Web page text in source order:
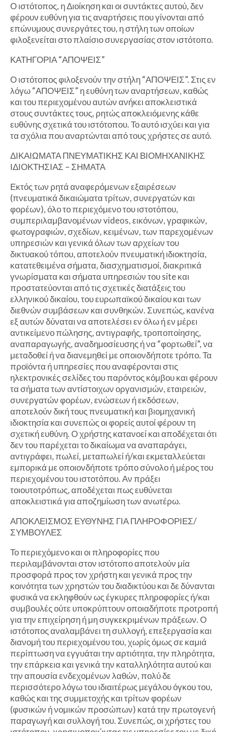
Ο ιστότοπος, η Διοίκηση και οι συντάκτες αυτού, δεν
φέρουν ευθύνη για τις αναρτήσεις που γίνονται από
επώνυμους συνεργάτες του, η στήλη των οποίων
φιλοξενείται στο πλαίσιο συνεργασίας στον ιστότοπο.
ΚΑΤΗΓΟΡΙΑ “ΑΠΟΨΕΙΣ”
Ο ιστότοπος φιλοξενούν την στήλη “ΑΠΟΨΕΙΣ”. Στις εν
λόγω “ΑΠΟΨΕΙΣ” η ευθύνη των αναρτήσεων, καθώς
και του περιεχομένου αυτών ανήκει αποκλειστικά
στους συντάκτες τους, ρητώς αποκλειόμενης κάθε
ευθύνης σχετικά του ιστότοπου. Το αυτό ισχύει και για
τα σχόλια που αναρτώνται από τους χρήστες σε αυτό.
ΔΙΚΑΙΩΜΑΤΑ ΠΝΕΥΜΑΤΙΚΗΣ ΚΑΙ ΒΙΟΜΗΧΑΝΙΚΗΣ
ΙΔΙΟΚΤΗΣΙΑΣ – ΣΗΜΑΤΑ
Εκτός των ρητά αναφερόμενων εξαιρέσεων
(πνευματικά δικαιώματα τρίτων, συνεργατών και
φορέων), όλο το περιεχόμενο του ιστοτόπου,
συμπεριλαμβανομένων videos, εικόνων, γραφικών,
φωτογραφιών, σχεδίων, κειμένων, των παρεχομένων
υπηρεσιών και γενικά όλων των αρχείων του
δικτυακού τόπου, αποτελούν πνευματική ιδιοκτησία,
κατατεθειμένα σήματα, διασχηματισμοί, διακριτικά
γνωρίσματα και σήματα υπηρεσιών του site και
προστατεύονται από τις σχετικές διατάξεις του
ελληνικού δικαίου, του ευρωπαϊκού δικαίου και των
διεθνών συμβάσεων και συνθηκών. Συνεπώς, κανένα
εξ αυτών δύναται να αποτελέσει εν όλω ή εν μέρει
αντικείμενο πώλησης, αντιγραφής, τροποποίησης,
αναπαραγωγής, αναδημοσίευσης ή να “φορτωθεί”, να
μεταδοθεί ή να διανεμηθεί με οποιονδήποτε τρόπο. Τα
προϊόντα ή υπηρεσίες που αναφέρονται στις
ηλεκτρονικές σελίδες του παρόντος κόμβου και φέρουν
τα σήματα των αντίστοιχων οργανισμών, εταιρειών,
συνεργατών φορέων, ενώσεων ή εκδόσεων,
αποτελούν δική τους πνευματική και βιομηχανική
ιδιοκτησία και συνεπώς οι φορείς αυτοί φέρουν τη
σχετική ευθύνη. Ο χρήστης κατανοεί και αποδέχεται ότι
δεν του παρέχεται το δικαίωμα να αναπαράγει,
αντιγράφει, πωλεί, μεταπωλεί ή/και εκμεταλλεύεται
εμπορικά με οποιονδήποτε τρόπο σύνολο ή μέρος του
περιεχομένου του ιστοτόπου. Αν πράξει
τοιουτοτρόπως, αποδέχεται πως ευθύνεται
αποκλειστικά για αποζημίωση των ανωτέρω.
ΑΠΟΚΛΕΙΣΜΟΣ ΕΥΘΥΝΗΣ ΓΙΑ ΠΛΗΡΟΦΟΡΙΕΣ/
ΣΥΜΒΟΥΛΕΣ
Το περιεχόμενο και οι πληροφορίες που
περιλαμβάνονται στον ιστότοπο αποτελούν μία
προσφορά προς τον χρήστη και γενικά προς την
κοινότητα των χρηστών του διαδικτύου και δε δύνανται
φυσικά να εκληφθούν ως έγκυρες πληροφορίες ή/και
συμβουλές ούτε υποκρύπτουν οποιαδήποτε προτροπή
για την επιχείρηση ή μη συγκεκριμένων πράξεων. Ο
ιστότοπος αναλαμβάνει τη συλλογή, επεξεργασία και
διανομή του περιεχομένου του, χωρίς όμως σε καμιά
περίπτωση να εγγυάται την αρτιότητα, την πληρότητα,
την επάρκεια και γενικά την καταλληλότητα αυτού και
την απουσία ενδεχομένων λαθών, πολύ δε
περισσότερο λόγω του ιδιαιτέρως μεγάλου όγκου του,
καθώς και της συμμετοχής και τρίτων φορέων
(φυσικών ή νομικών προσώπων) κατά την πρωτογενή
παραγωγή και συλλογή του. Συνεπώς, οι χρήστες του